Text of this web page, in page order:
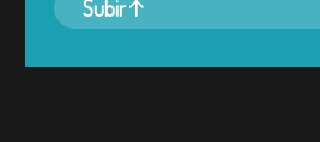
Subir